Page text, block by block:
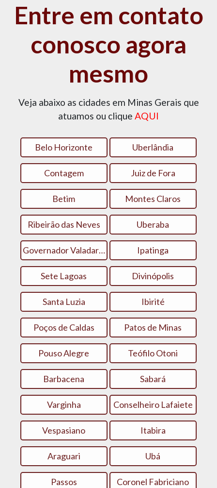
Entre em contato
conosco agora
mesmo
Veja abaixo as cidades em Minas Gerais que
atuamos ou clique AQUI
Belo Horizonte Uberlândia
Contagem Juiz de Fora
Betim Montes Claros
Ribeirão das Neves Uberaba
Governador Valadares Ipatinga
Sete Lagoas Divinópolis
Santa Luzia Ibirité
Poços de Caldas Patos de Minas
Pouso Alegre Teófilo Otoni
Barbacena Sabará
Varginha Conselheiro Lafaiete
Vespasiano Itabira
Araguari Ubá
Passos Coronel Fabriciano